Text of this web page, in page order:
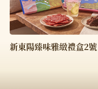
新東陽臻味雅緻禮盒2號